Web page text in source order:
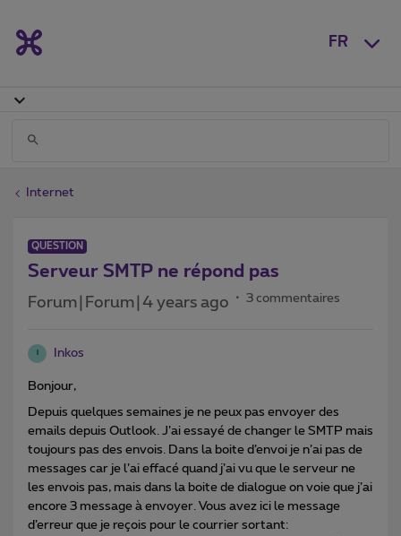
FR
Internet
QUESTION
Serveur SMTP ne répond pas
Forum|Forum|4 years ago 3 commentaires
Inkos
Bonjour,
Depuis quelques semaines je ne peux pas envoyer des
emails depuis Outlook. J’ai essayé de changer le SMTP mais
toujours pas des envois. Dans la boite d’envoi je n’ai pas de
messages car je l’ai effacé quand j’ai vu que le serveur ne
les envois pas, mais dans la boite de dialogue on voie que j’ai
encore 3 message à envoyer. Vous avez ici le message
d’erreur que je reçois pour le courrier sortant: